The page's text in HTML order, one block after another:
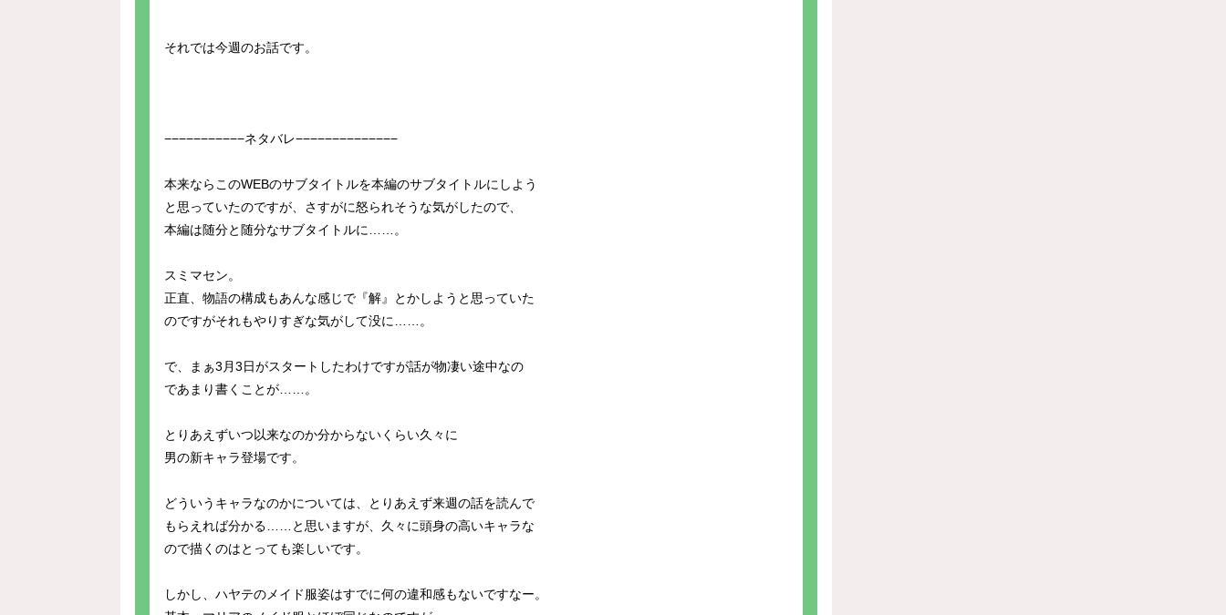
それでは今週のお話です。
−−−−−−−−−−−ネタバレ−−−−−−−−−−−−−−
本来ならこのWEBのサブタイトルを本編のサブタイトルにしよう
と思っていたのですが、さすがに怒られそうな気がしたので、
本編は随分と随分なサブタイトルに……。
スミマセン。
正直、物語の構成もあんな感じで『解』とかしようと思っていた
のですがそれもやりすぎな気がして没に……。
で、まぁ3月3日がスタートしたわけですが話が物凄い途中なの
であまり書くことが……。
とりあえずいつ以来なのか分からないくらい久々に
男の新キャラ登場です。
どういうキャラなのかについては、とりあえず来週の話を読んで
もらえれば分かる……と思いますが、久々に頭身の高いキャラな
ので描くのはとっても楽しいです。
しかし、ハヤテのメイド服姿はすでに何の違和感もないですなー。